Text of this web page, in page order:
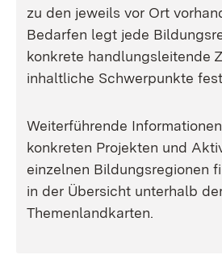
zu den jeweils vor Ort
Bedarfen legt jede
konkrete handlungsleitende
inhaltliche Schwerpunkte
Weiterführende
konkreten Projekten und
einzelnen Bildungsregionen
in der Übersicht unterhalb
Themenlandkarten.